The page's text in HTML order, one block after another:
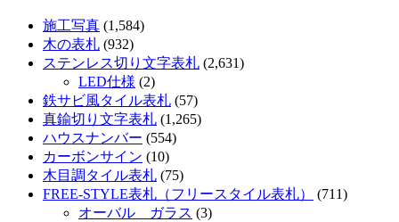
施工写真 (1,584)
木の表札 (932)
ステンレス切り文字表札 (2,631)
LED仕様 (2)
鉄サビ風タイル表札 (57)
真鍮切り文字表札 (1,265)
ハウスナンバー (554)
カーボンサイン (10)
木目調タイル表札 (75)
FREE-STYLE表札（フリースタイル表札）
(711)
オーバル ガラス (3)